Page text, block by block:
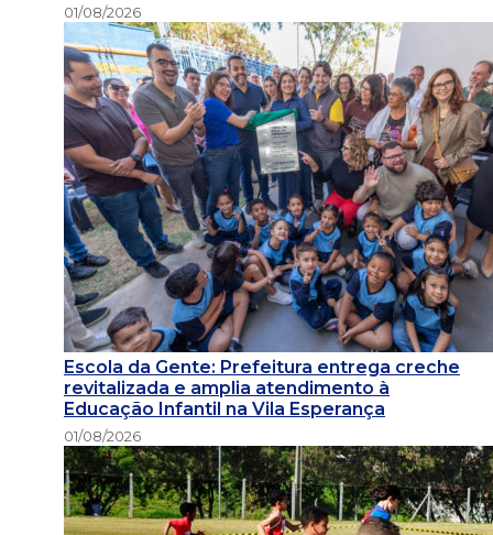
01/08/2026
Escola da Gente: Prefeitura entrega creche
revitalizada e amplia atendimento à
Educação Infantil na Vila Esperança
01/08/2026